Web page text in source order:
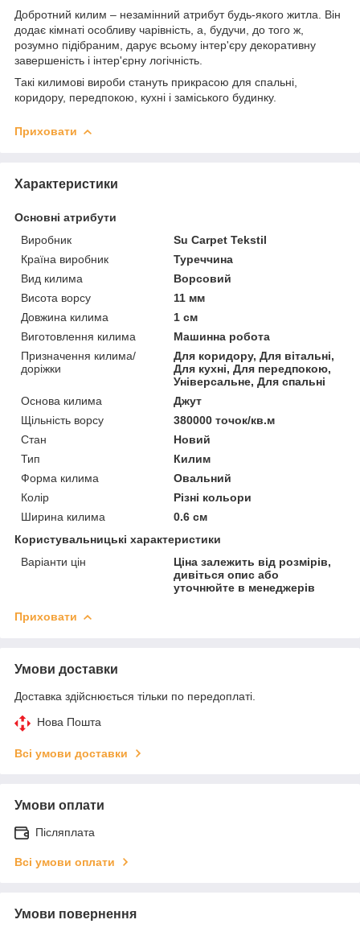
Добротний килим – незамінний атрибут будь-якого житла. Він
додає кімнаті особливу чарівність, а, будучи, до того ж,
розумно підібраним, дарує всьому інтер'єру декоративну
завершеність і інтер'єрну логічність.
Такі килимові вироби стануть прикрасою для спальні,
коридору, передпокою, кухні і заміського будинку.
Приховати
Характеристики
Основні атрибути
Виробник
Su Carpet Tekstil
Країна виробник
Туреччина
Вид килима
Ворсовий
Висота ворсу
11 мм
Довжина килима
1 см
Виготовлення килима
Машинна робота
Призначення килима/
доріжки
Для коридору, Для вітальні,
Для кухні, Для передпокою,
Універсальне, Для спальні
Основа килима
Джут
Щільність ворсу
380000 точок/кв.м
Стан
Новий
Тип
Килим
Форма килима
Овальний
Колір
Різні кольори
Ширина килима
0.6 см
Користувальницькі характеристики
Варіанти цін
Ціна залежить від розмірів,
дивіться опис або
уточнюйте в менеджерів
Приховати
Умови доставки
Доставка здійснюється тільки по передоплаті.
Нова Пошта
Всі умови доставки
Умови оплати
Післяплата
Всі умови оплати
Умови повернення